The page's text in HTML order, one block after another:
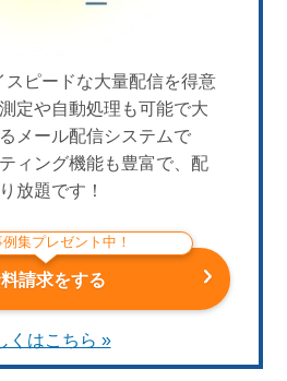
スピードな大量配信を得意
定や自動処理も可能で大
メール配信システムで
ィング機能も豊富で、配
放題です！
集プレゼント中！
請求をする
くはこちら »